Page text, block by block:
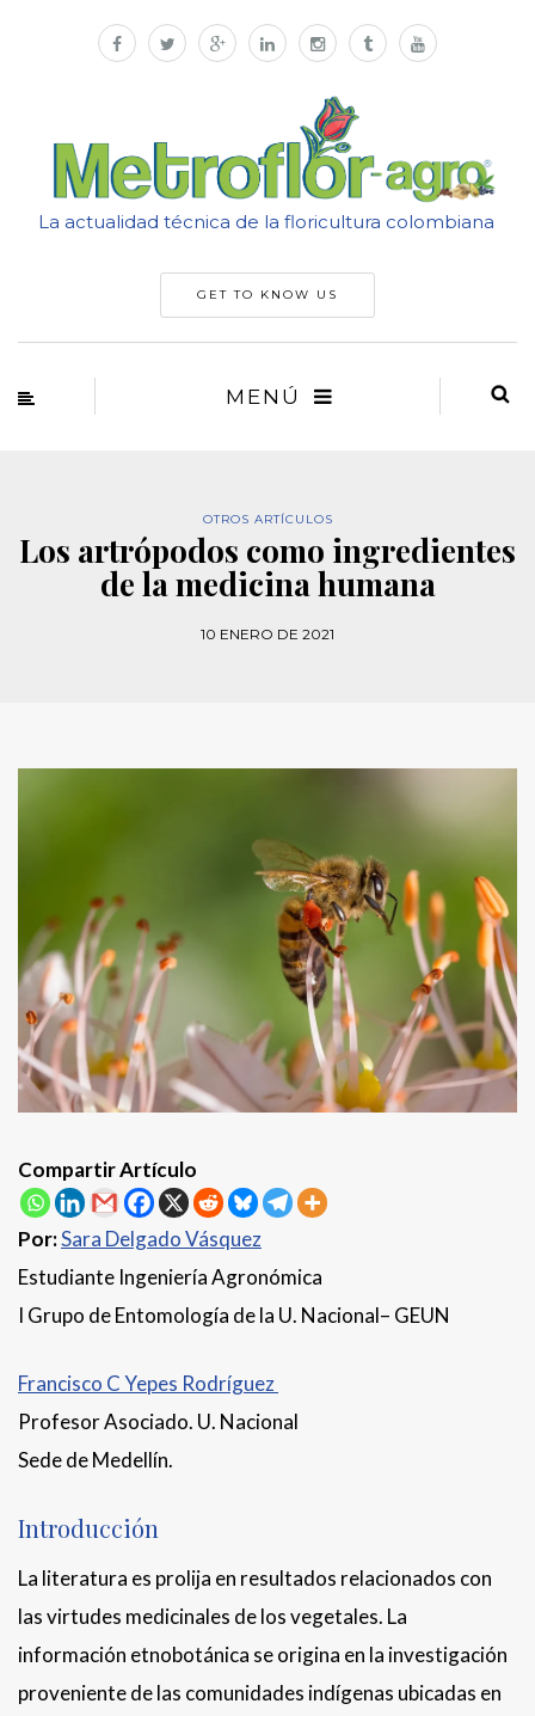
La actualidad técnica de la floricultura colombiana
GET TO KNOW US
MENÚ
OTROS ARTÍCULOS
Los artrópodos como ingredientes
de la medicina humana
10 ENERO DE 2021
Compartir Artículo
Por:Sara Delgado Vásquez
Estudiante Ingeniería Agronómica
I Grupo de Entomología de la U. Nacional– GEUN
Francisco C Yepes Rodríguez
Profesor Asociado. U. Nacional
Sede de Medellín.
Introducción
La literatura es prolija en resultados relacionados con
las virtudes medicinales de los vegetales. La
información etnobotánica se origina en la investigación
proveniente de las comunidades indígenas ubicadas en